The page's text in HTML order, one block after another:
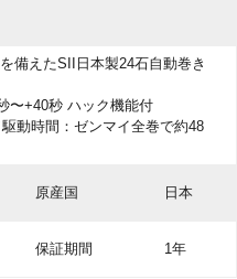
備えたSII日本製24石自動巻き
〜+40秒 ハック機能付
動時間：ゼンマイ全巻で約48
原産国 日本
保証期間 1年